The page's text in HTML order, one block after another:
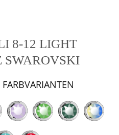
8-12 LIGHT
SWAROVSKI